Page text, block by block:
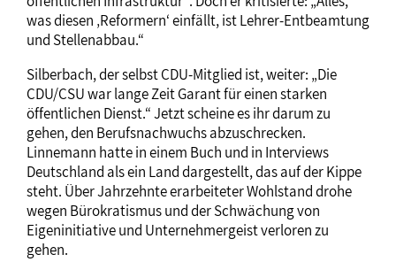
was diesen ‚Reformern‘ einfällt, ist Lehrer-Entbeamtung
und Stellenabbau.“
Silberbach, der selbst CDU-Mitglied ist, weiter: „Die
CDU/CSU war lange Zeit Garant für einen starken
öffentlichen Dienst.“ Jetzt scheine es ihr darum zu
gehen, den Berufsnachwuchs abzuschrecken.
Linnemann hatte in einem Buch und in Interviews
Deutschland als ein Land dargestellt, das auf der Kippe
steht. Über Jahrzehnte erarbeiteter Wohlstand drohe
wegen Bürokratismus und der Schwächung von
Eigeninitiative und Unternehmergeist verloren zu
gehen.